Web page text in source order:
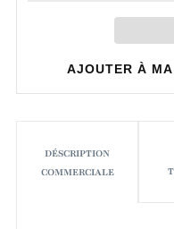
AJOUTER À
DÉSCRIPTION
COMMERCIALE